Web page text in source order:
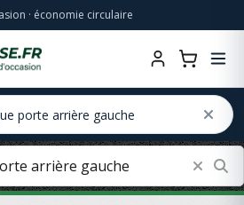
· économie circulaire